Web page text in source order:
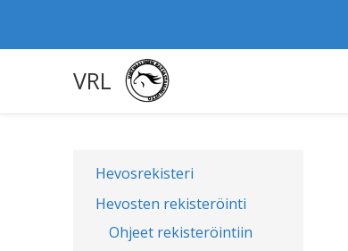
VRL
Hevosrekisteri
Hevosten rekisteröinti
Ohjeet rekisteröintiin